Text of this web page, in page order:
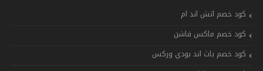
كود خصم اتش اند ام
كود خصم ماكس فاشن
كود خصم باث اند بودي وركس